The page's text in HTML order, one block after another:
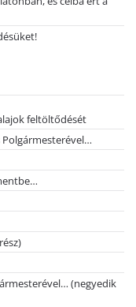
feltöltődését
Polgármesterével…
(negyedik